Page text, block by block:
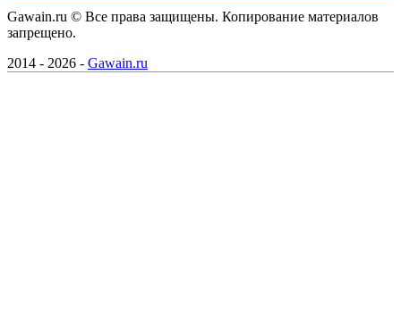
Gawain.ru © Все права защищены. Копирование материалов
запрещено.
2014 - 2026 - Gawain.ru